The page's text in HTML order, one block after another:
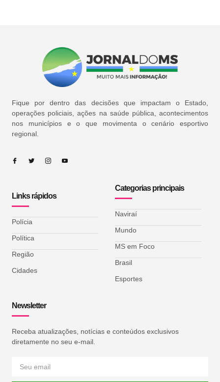
Fique por dentro das decisões que impactam o Estado,
operações policiais, ações na saúde pública, acontecimentos
nos municípios e o que movimenta o cenário esportivo
regional.
Links rápidos
Polícia
Política
Região
Cidades
Categorias principais
Naviraí
Mundo
MS em Foco
Brasil
Esportes
Newsletter
Receba atualizações, notícias e conteúdos exclusivos
diretamente no seu e-mail.